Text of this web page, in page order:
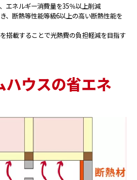
エネルギー消費量を35％以上削減
、断熱等性能等級6以上の高い断熱性能を
搭載することで光熱費の負担軽減を目指す
ハウスの省エネ